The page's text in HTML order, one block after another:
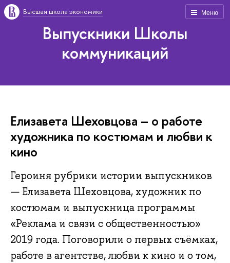
Меню
Высшая школа экономики
Выпускники Школы
коммуникаций
Елизавета Шеховцова – о работе
художника по костюмам и любви к
кино
Героиня рубрики истории выпускников
— Елизавета Шеховцова, художник по
костюмам и выпускница программы
«Реклама и связи с общественностью»
2019 года. Поговорили о первых съёмках,
работе в агентстве, любви к кино и о том,